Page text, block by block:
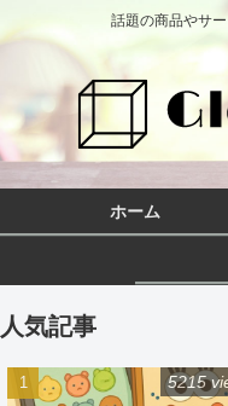
話題の商品やサ
ホーム
人気記事
5215